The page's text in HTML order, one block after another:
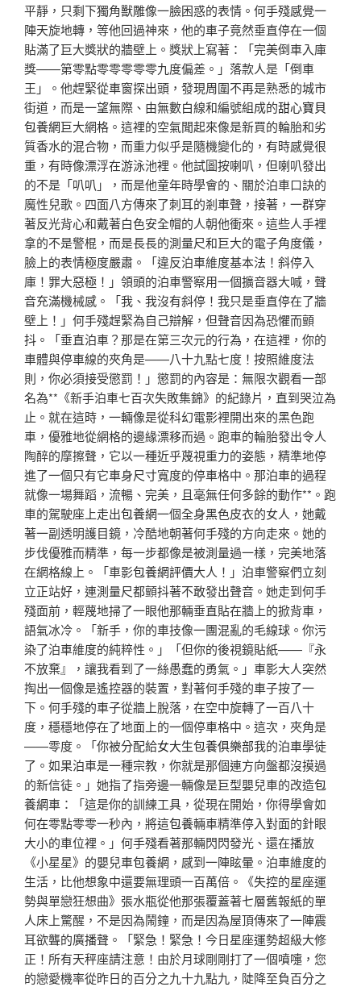
平靜，只剩下獨角獸雕像一臉困惑的表情。何手殘感覺一
陣天旋地轉，等他回過神來，他的車子竟然垂直停在一個
貼滿了巨大獎狀的牆壁上。獎狀上寫著：「完美倒車入庫
獎——第零點零零零零零九度偏差。」落款人是「倒車
王」。他趕緊從車窗探出頭，發現周圍不再是熟悉的城市
街道，而是一望無際、由無數白線和編號組成的甜心寶貝
包養網巨大網格。這裡的空氣聞起來像是新買的輪胎和劣
質香水的混合物，而重力似乎是隨機變化的，有時感覺很
重，有時像漂浮在游泳池裡。他試圖按喇叭，但喇叭發出
的不是「叭叭」，而是他童年時學會的、關於泊車口訣的
魔性兒歌。四面八方傳來了刺耳的剎車聲，接著，一群穿
著反光背心和戴著白色安全帽的人朝他衝來。這些人手裡
拿的不是警棍，而是長長的測量尺和巨大的電子角度儀，
臉上的表情極度嚴肅。「違反泊車維度基本法！斜停入
庫！罪大惡極！」領頭的泊車警察用一個擴音器大喊，聲
音充滿機械感。「我、我沒有斜停！我只是垂直停在了牆
壁上！」何手殘趕緊為自己辯解，但聲音因為恐懼而顫
抖。「垂直泊車？那是在第三次元的行為，在這裡，你的
車體與停車線的夾角是——八十九點七度！按照維度法
則，你必須接受懲罰！」懲罰的內容是：無限次觀看一部
名為**《新手泊車七百次失敗集錦》的紀錄片，直到哭泣為
止。就在這時，一輛像是從科幻電影裡開出來的黑色跑
車，優雅地從網格的邊緣漂移而過。跑車的輪胎發出令人
陶醉的摩擦聲，它以一種近乎蔑視重力的姿態，精準地停
進了一個只有它車身尺寸寬度的停車格中。那泊車的過程
就像一場舞蹈，流暢、完美，且毫無任何多餘的動作**。跑
車的駕駛座上走出包養網一個全身黑色皮衣的女人，她戴
著一副透明護目鏡，冷酷地朝著何手殘的方向走來。她的
步伐優雅而精準，每一步都像是被測量過一樣，完美地落
在網格線上。「車影包養網評價大人！」泊車警察們立刻
立正站好，連測量尺都顫抖著不敢發出聲音。她走到何手
殘面前，輕蔑地掃了一眼他那輛垂直貼在牆上的掀背車，
語氣冰冷。「新手，你的車技像一團混亂的毛線球。你污
染了泊車維度的純粹性。」「但你的後視鏡貼紙——『永
不放棄』，讓我看到了一絲愚蠢的勇氣。」車影大人突然
掏出一個像是遙控器的裝置，對著何手殘的車子按了一
下。何手殘的車子從牆上脫落，在空中旋轉了一百八十
度，穩穩地停在了地面上的一個停車格中。這次，夾角是
——零度。「你被分配給女大生包養俱樂部我的泊車學徒
了。如果泊車是一種宗教，你就是那個連方向盤都沒摸過
的新信徒。」她指了指旁邊一輛像是巨型嬰兒車的改造包
養網車：「這是你的訓練工具，從現在開始，你得學會如
何在零點零零一秒內，將這包養輛車精準停入對面的針眼
大小的車位裡。」何手殘看著那輛閃閃發光、還在播放
《小星星》的嬰兒車包養網 ，感到一陣眩暈。泊車維度的
生活，比他想象中還要無理頭一百萬倍。《失控的星座運
勢與單戀狂想曲》張水瓶從他那張覆蓋著七層舊報紙的單
人床上驚醒，不是因為鬧鐘，而是因為屋頂傳來了一陣震
耳欲聾的廣播聲。「緊急！緊急！今日星座運勢超級大修
正！所有天秤座請注意！由於月球剛剛打了一個噴嚏，您
的戀愛機率從昨日的百分之九十九點九，陡降至負百分之